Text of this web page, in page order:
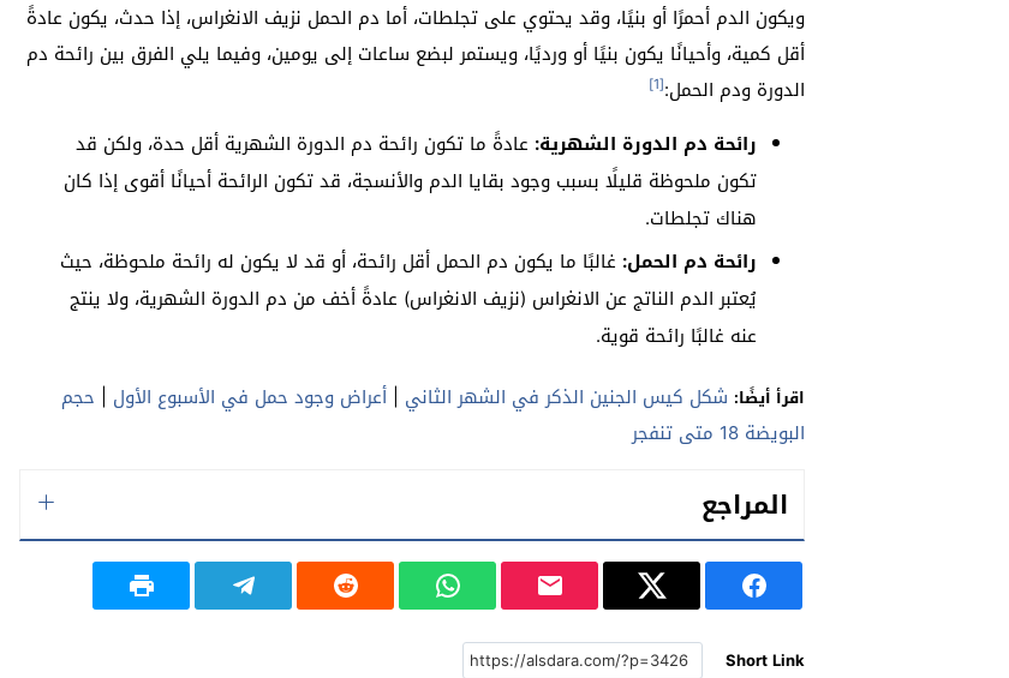
ويكون الدم أحمرًا أو بنيًا، وقد يحتوي على تجلطات، أما دم الحمل نزيف الانغراس، إذا حدث، يكون عادةً
أقل كمية، وأحيانًا يكون بنيًا أو ورديًا، ويستمر لبضع ساعات إلى يومين، وفيما يلي الفرق بين رائحة دم
الدورة ودم الحمل:[1]
رائحة دم الدورة الشهرية: عادةً ما تكون رائحة دم الدورة الشهرية أقل حدة، ولكن قد
تكون ملحوظة قليلًا بسبب وجود بقايا الدم والأنسجة، قد تكون الرائحة أحيانًا أقوى إذا كان
هناك تجلطات.
رائحة دم الحمل: غالبًا ما يكون دم الحمل أقل رائحة، أو قد لا يكون له رائحة ملحوظة، حيث
يُعتبر الدم الناتج عن الانغراس (نزيف الانغراس) عادةً أخف من دم الدورة الشهرية، ولا ينتج
عنه غالبًا رائحة قوية.
اقرأ أيضًا: شكل كيس الجنين الذكر في الشهر الثاني | أعراض وجود حمل في الأسبوع الأول | حجم
البويضة 18 متى تنفجر
المراجع
Short Link